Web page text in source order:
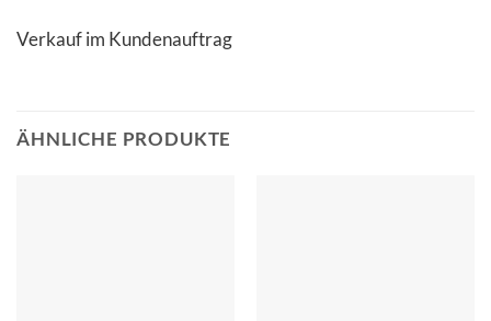
Verkauf im Kundenauftrag
ÄHNLICHE PRODUKTE